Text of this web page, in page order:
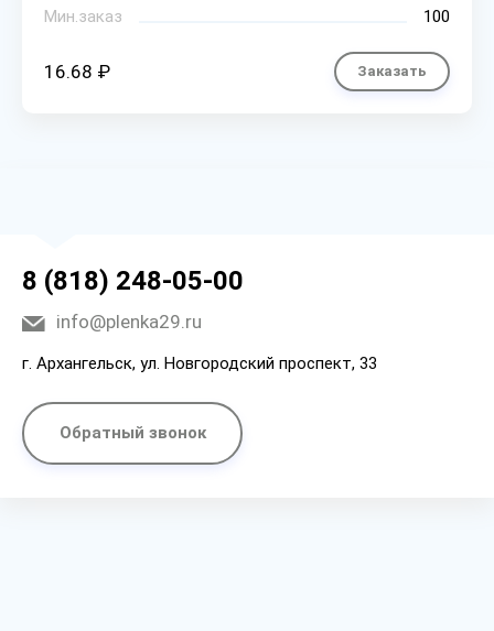
Мин.заказ
100
16.68 ₽ Заказать
8 (818) 248-05-00
info@plenka29.ru
г. Архангельск, ул. Новгородский проспект, 33
Обратный звонок